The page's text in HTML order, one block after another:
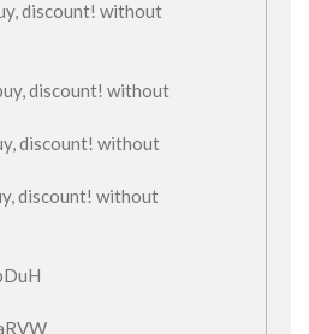
discount! without
discount! without
discount! without
discount! without